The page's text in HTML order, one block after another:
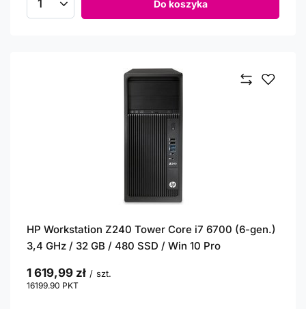
Ilość produktów Do koszyka
HP Workstation Z240 Tower Core i7 6700 (6-gen.)
3,4 GHz / 32 GB / 480 SSD / Win 10 Pro
1 619,99 zł / szt.
16199.90 PKT